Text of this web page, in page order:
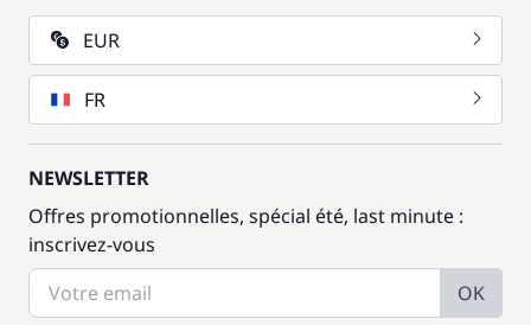
EUR
FR
NEWSLETTER
Offres promotionnelles, spécial été, last minute :
inscrivez-vous
OK